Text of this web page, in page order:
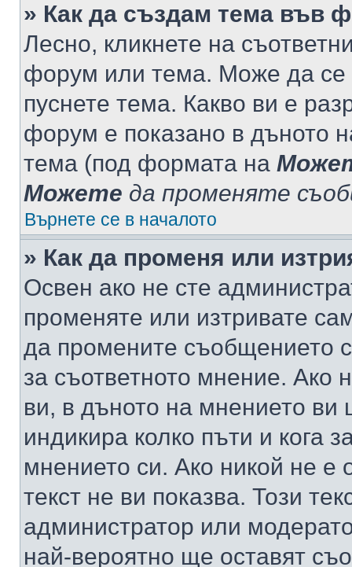
» Как да създам тема във
Лесно, кликнете на
форум или тема. Може да се
пуснете тема. Какво ви е
форум е показано в дъното
тема (под формата на
Можете да променяте
Върнете се в началото
» Как да променя или
Освен ако не сте
променяте или изтривате
да промените съобщението
за съответното мнение. Ако
ви, в дъното на мнението ви
индикира колко пъти и кога
мнението си. Ако никой не е
текст не ви показва. Този
администратор или
най-вероятно ще оставят